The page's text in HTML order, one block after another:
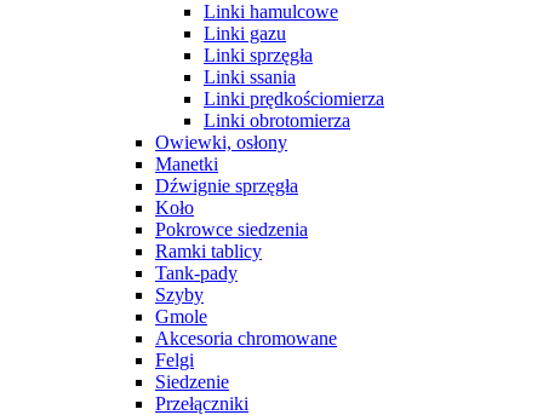
Linki hamulcowe
Linki gazu
Linki sprzęgła
Linki ssania
Linki prędkościomierza
Linki obrotomierza
Owiewki, osłony
Manetki
Dźwignie sprzęgła
Koło
Pokrowce siedzenia
Ramki tablicy
Tank-pady
Szyby
Gmole
Akcesoria chromowane
Felgi
Siedzenie
Przełączniki